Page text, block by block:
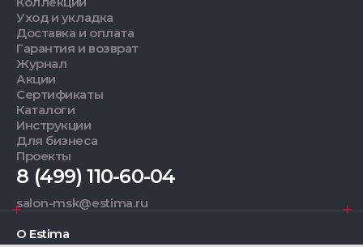
Уход и укладка
Доставка и оплата
Гарантия и возврат
Журнал
Акции
Сертификаты
Каталоги
Инструкции
Для бизнеса
Проекты
8 (499) 110-60-04
salon-msk@estima.ru
О Estima